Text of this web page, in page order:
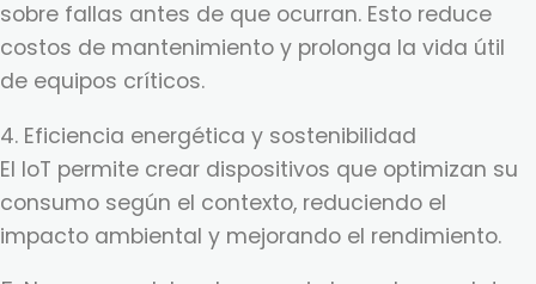
sobre fallas antes de que ocurran. Esto reduce
costos de mantenimiento y prolonga la vida útil
de equipos críticos.
4. Eficiencia energética y sostenibilidad
El IoT permite crear dispositivos que optimizan su
consumo según el contexto, reduciendo el
impacto ambiental y mejorando el rendimiento.